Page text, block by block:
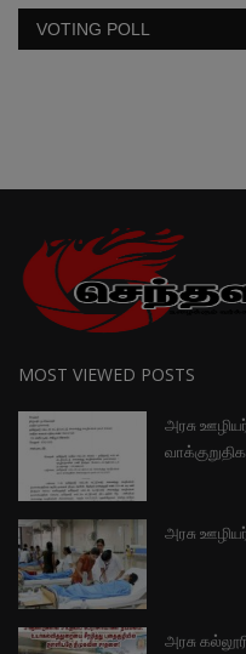
VOTING POLL
MOST VIEWED POSTS
அரசு
அரசு
அரசு